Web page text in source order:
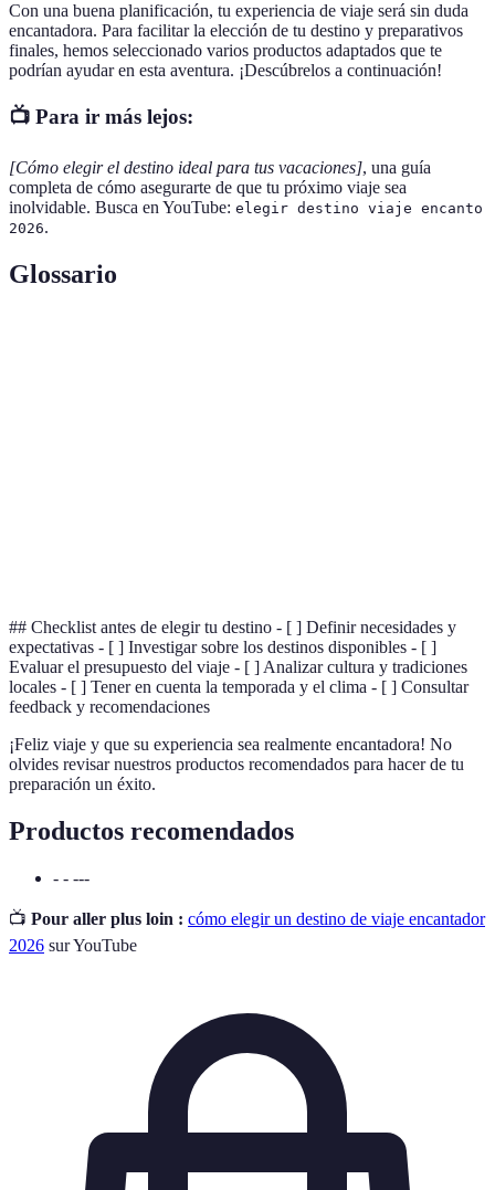
Con una buena planificación, tu experiencia de viaje será sin duda
encantadora. Para facilitar la elección de tu destino y preparativos
finales, hemos seleccionado varios productos adaptados que te
podrían ayudar en esta aventura. ¡Descúbrelos a continuación!
📺 Para ir más lejos:
[Cómo elegir el destino ideal para tus vacaciones], una guía
completa de cómo asegurarte de que tu próximo viaje sea
inolvidable. Busca en YouTube: elegir destino viaje encanto
2026.
Glossario
## Checklist antes de elegir tu destino - [ ] Definir necesidades y
expectativas - [ ] Investigar sobre los destinos disponibles - [ ]
Evaluar el presupuesto del viaje - [ ] Analizar cultura y tradiciones
locales - [ ] Tener en cuenta la temporada y el clima - [ ] Consultar
feedback y recomendaciones
¡Feliz viaje y que su experiencia sea realmente encantadora! No
olvides revisar nuestros productos recomendados para hacer de tu
preparación un éxito.
Productos recomendados
- - ---
📺 Pour aller plus loin : cómo elegir un destino de viaje encantador
2026 sur YouTube